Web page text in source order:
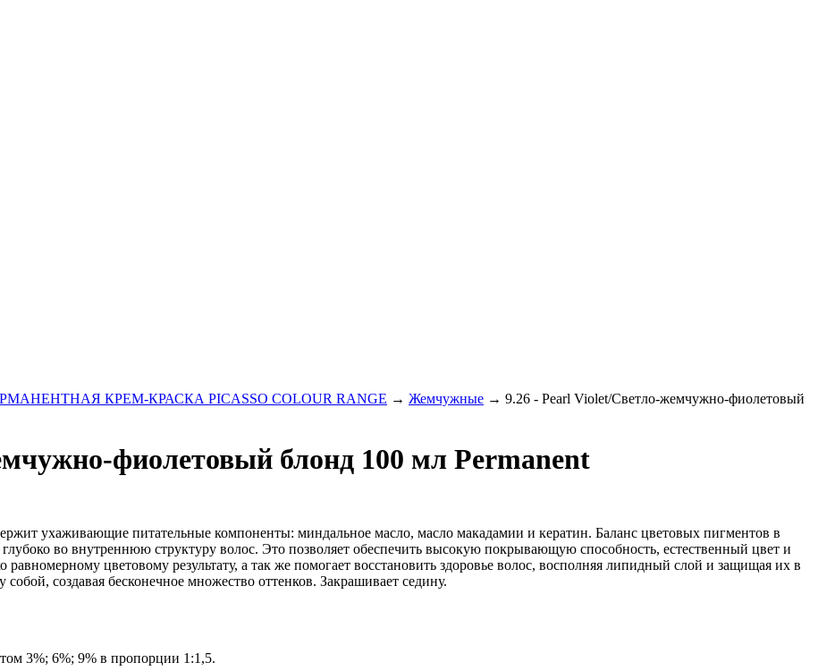
КРЕМ-КРАСКА PICASSO COLOUR RANGE → Жемчужные → 9.26 - Pearl Violet/Светло-жемчужно-фиолетовый
фиолетовый блонд 100 мл Рermanent
ухаживающие питательные компоненты: миндальное масло, масло макадамии и кератин. Баланс цветовых пигментов в
глубоко во внутреннюю структуру волос. Это позволяет обеспечить высокую покрывающую способность, естественный цвет и
равномерному цветовому результату, а так же помогает восстановить здоровье волос, восполняя липидный слой и защищая их в
создавая бесконечное множество оттенков. Закрашивает седину.
3%; 6%; 9% в пропорции 1:1,5.